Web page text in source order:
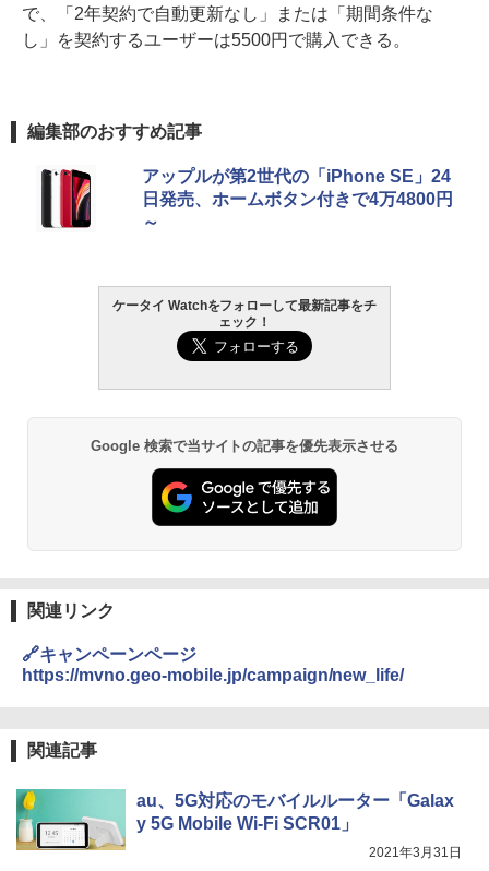
で、「2年契約で自動更新なし」または「期間条件な
し」を契約するユーザーは5500円で購入できる。
編集部のおすすめ記事
アップルが第2世代の「iPhone SE」24
日発売、ホームボタン付きで4万4800円
～
ケータイ Watchをフォローして最新記事をチ
ェック！
Google 検索で当サイトの記事を優先表示させる
関連リンク
🔗キャンペーンページ
https://mvno.geo-mobile.jp/campaign/new_life/
関連記事
au、5G対応のモバイルルーター「Galax
y 5G Mobile Wi-Fi SCR01」
2021年3月31日